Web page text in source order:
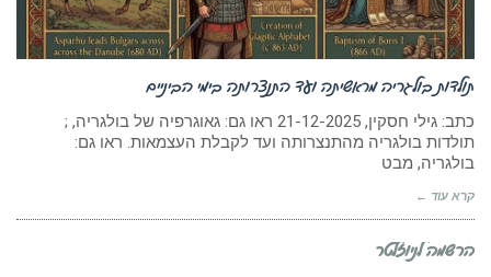
תולדות בולגריה מראשיתה ועד התנצרותה בימי הביניים
כתב: גילי חסקין, 21-12-2025 ראו גם: גאוגרפיה של בולגריה, ;
תולדות בולגריה מהתנצרותה ועד לקבלת העצמאות. ראו גם:
בולגריה, מבט
קרא עוד ←
הרשמה לניוזלטר